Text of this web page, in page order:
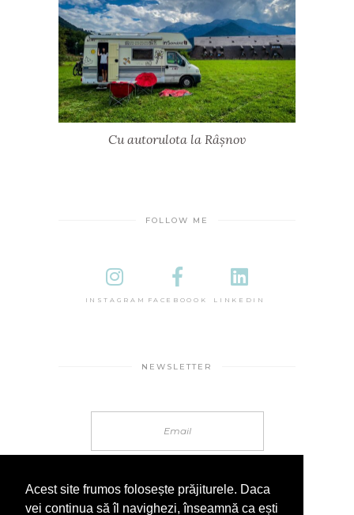
Cu autorulota la Râșnov
FOLLOW ME
INSTAGRAM FACEBOOOK LINKEDIN
NEWSLETTER
Acest site frumos folosește prăjiturele. Daca
vei continua să îl navighezi, înseamnă ca ești